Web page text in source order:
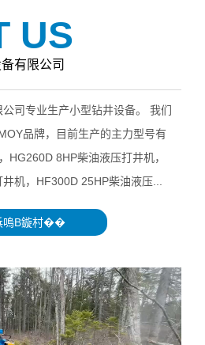
US
有限公司
专业生产小型钻井设备。 我们
品牌，目前生产的主力型号有
HG260D 8HP柴油液压打井机，
机，HF300D 25HP柴油液压...
嗚В鏇村��